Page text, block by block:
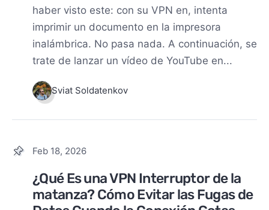
haber visto este: con su VPN en, intenta
imprimir un documento en la impresora
inalámbrica. No pasa nada. A continuación, se
trate de lanzar un vídeo de YouTube en...
Sviat Soldatenkov
Feb 18, 2026
¿Qué Es una VPN Interruptor de la
matanza? Cómo Evitar las Fugas de